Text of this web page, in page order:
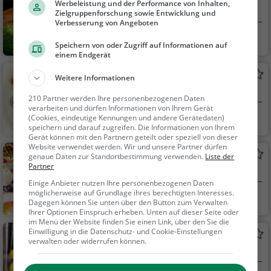
panisch
Asiatisches Restaurant in Wien
sch, Fusionsküche, M
Shelly's Ribs
Wien, Österreich
Restaurant, Amer
ikanisch, Burger, San
dwiches, Steak House
See22
Wien, Österreich
Restaurant, Aben
dessen, Mittagessen
CCI Bar und Café
Bar in Wien
Werbeleistung und der Performance von Inhalten,
Zielgruppenforschung sowie Entwicklung und
Verbesserung von Angeboten
Speichern von oder Zugriff auf Informationen auf
einem Endgerät
Weitere Informationen
210 Partner werden Ihre personenbezogenen Daten
verarbeiten und dürfen Informationen von Ihrem Gerät
(Cookies, eindeutige Kennungen und andere Gerätedaten)
speichern und darauf zugreifen. Die Informationen von Ihrem
Gerät können mit den Partnern geteilt oder speziell von dieser
Website verwendet werden. Wir und unsere Partner dürfen
genaue Daten zur Standortbestimmung verwenden. Liste der
Partner
Einige Anbieter nutzen Ihre personenbezogenen Daten
möglicherweise auf Grundlage ihres berechtigten Interesses.
Dagegen können Sie unten über den Button zum Verwalten
Ihrer Optionen Einspruch erheben. Unten auf dieser Seite oder
im Menü der Website finden Sie einen Link, über den Sie die
Einwilligung in die Datenschutz- und Cookie-Einstellungen
verwalten oder widerrufen können.